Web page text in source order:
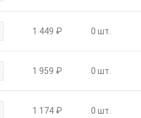
1 449 ₽ 0 шт.
1 959 ₽ 0 шт.
1 174 ₽ 0 шт.